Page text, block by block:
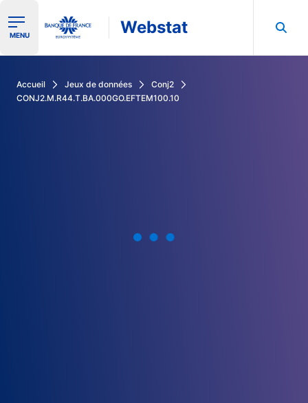
Ouvrir le menu de navigation
MENU Webstat
Accueil Jeux de données
Conj2
CONJ2.M.R44.T.BA.000GO.EFTEM100.10